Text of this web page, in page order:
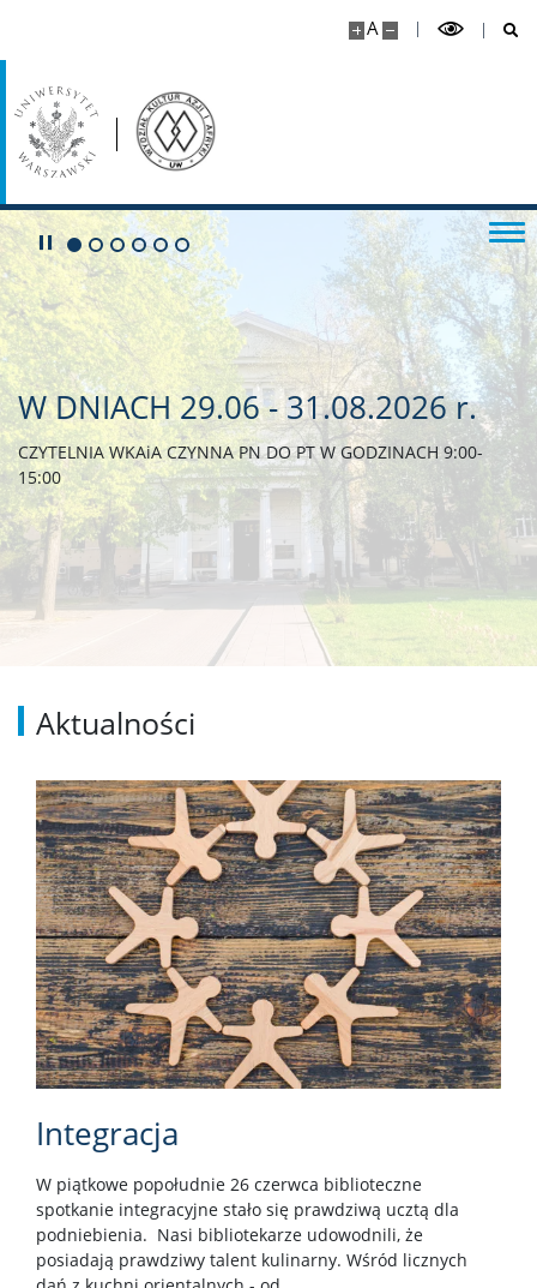
A
W DNIACH 29.06 - 31.08.2026 r.
CZYTELNIA WKAiA CZYNNA PN DO PT W GODZINACH 9:00-
15:00
Play/Pause
Go to 1 slide
Go to 2 slide
Go to 3 slide
Go to 4 slide
Go to 5 slide
Go to 6 slide
Aktualności
Integracja
W piątkowe popołudnie 26 czerwca biblioteczne
spotkanie integracyjne stało się prawdziwą ucztą dla
podniebienia. Nasi bibliotekarze udowodnili, że
posiadają prawdziwy talent kulinarny. Wśród licznych